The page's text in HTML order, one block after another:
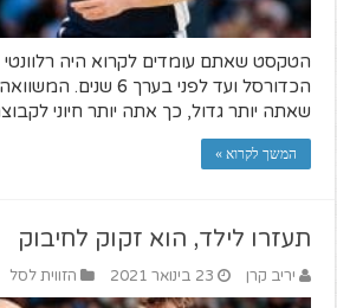
הטקסט שאתם עומדים לקרוא היה
הכדורסל ועד לפני בערך
שאתה יותר גדול, כך אתה יותר חיוני
המשך לקרוא »
תעזרו לילד, הוא זקוק לחיבוק
יריב קרן 23 בינואר 2021 הזווית לסל